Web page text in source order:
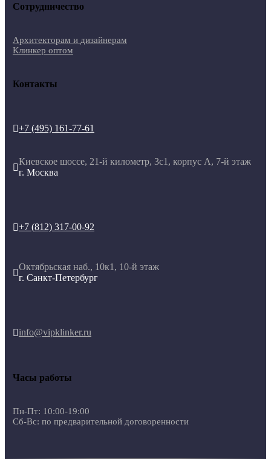
Сотрудничество
Архитекторам и дизайнерам
Клинкер оптом
Контакты
+7 (495) 161-77-61

Киевское шоссе, 21-й километр, 3с1, корпус А, 7-й этаж
г. Москва
+7 (812) 317-00-92

Октябрьская наб., 10к1, 10-й этаж
г. Санкт-Петербург
info@vipklinker.ru
Часы работы
Пн-Пт: 10:00-19:00
Сб-Вс: по предварительной договоренности